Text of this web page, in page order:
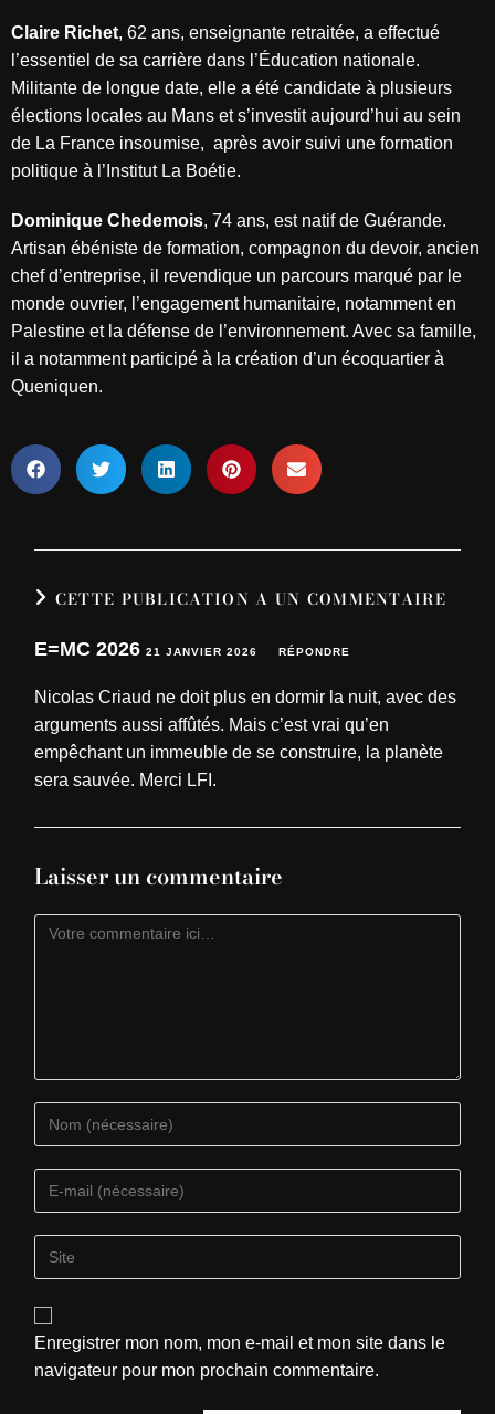
Claire Richet, 62 ans, enseignante retraitée, a effectué
l’essentiel de sa carrière dans l’Éducation nationale.
Militante de longue date, elle a été candidate à plusieurs
élections locales au Mans et s’investit aujourd’hui au sein
de La France insoumise, après avoir suivi une formation
politique à l’Institut La Boétie.
Dominique Chedemois, 74 ans, est natif de Guérande.
Artisan ébéniste de formation, compagnon du devoir, ancien
chef d’entreprise, il revendique un parcours marqué par le
monde ouvrier, l’engagement humanitaire, notamment en
Palestine et la défense de l’environnement. Avec sa famille,
il a notamment participé à la création d’un écoquartier à
Queniquen.
CETTE PUBLICATION A UN COMMENTAIRE
E=MC 202621 JANVIER 2026 RÉPONDRE
Nicolas Criaud ne doit plus en dormir la nuit, avec des
arguments aussi affûtés. Mais c’est vrai qu’en
empêchant un immeuble de se construire, la planète
sera sauvée. Merci LFI.
Laisser un commentaire
Enregistrer mon nom, mon e-mail et mon site dans le
navigateur pour mon prochain commentaire.